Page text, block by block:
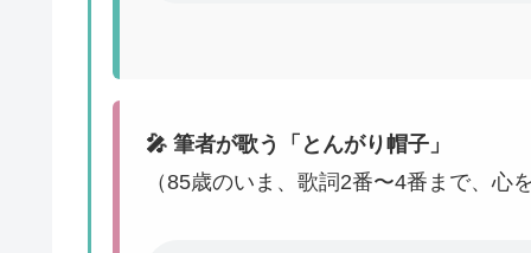
🎤 筆者が歌う「とんがり帽子」
（85歳のいま、歌詞2番〜4番まで、心